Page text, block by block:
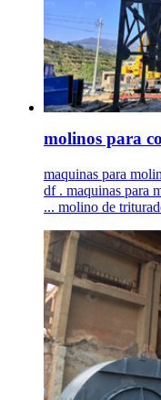
molinos para
maquinas para
df . maquinas para
... molino de